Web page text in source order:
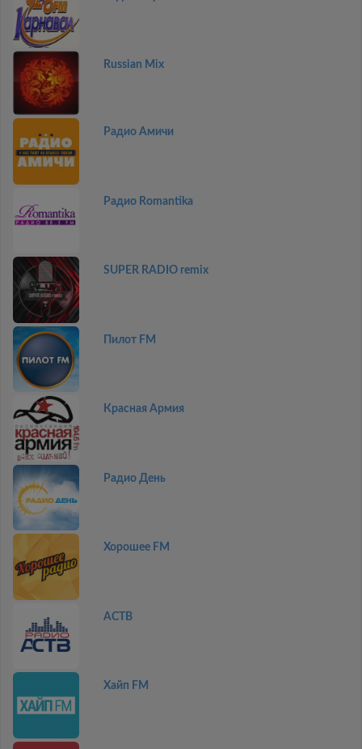
Russian Mix
Радио Амичи
Радио Romantika
SUPER RADIO remix
Пилот FM
Красная Армия
Радио День
Хорошее FM
АСТВ
Хайп FM